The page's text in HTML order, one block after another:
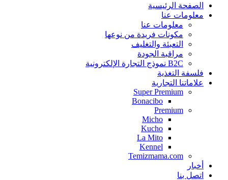
الصفحة الرئيسية
معلومات عنا
معلومات عنا
مكونات فريدة من نوعها
التعبئة والتغليف
مراقبة الجودة
B2C نموذج التجارة الإلكترونية
فلسفة التغذية
علاماتنا التجارية
Super Premium
Bonacibo
Premium
Micho
Kucho
La Mito
Kennel
Temizmama.com
أخبار
اتصل بنا